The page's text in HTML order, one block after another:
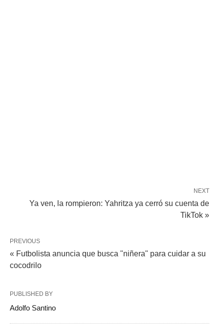
NEXT
Ya ven, la rompieron: Yahritza ya cerró su cuenta de
TikTok »
PREVIOUS
« Futbolista anuncia que busca "niñera" para cuidar a su
cocodrilo
PUBLISHED BY
Adolfo Santino